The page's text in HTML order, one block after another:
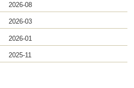
2026-08
2026-03
2026-01
2025-11